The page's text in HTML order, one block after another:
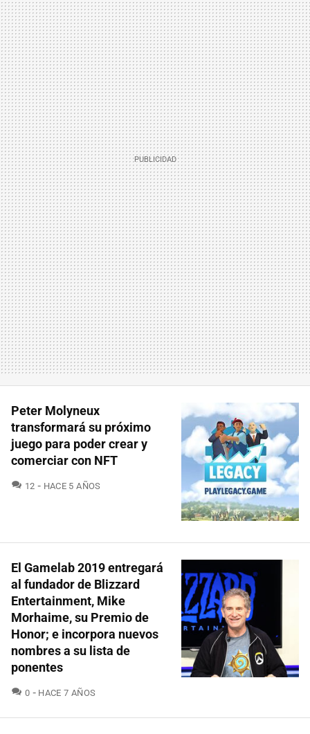
Peter Molyneux
transformará su próximo
juego para poder crear y
comerciar con NFT
12 COMENTARIOS
HACE 5 AÑOS
El Gamelab 2019 entregará
al fundador de Blizzard
Entertainment, Mike
Morhaime, su Premio de
Honor; e incorpora nuevos
nombres a su lista de
ponentes
0 COMENTARIOS
HACE 7 AÑOS